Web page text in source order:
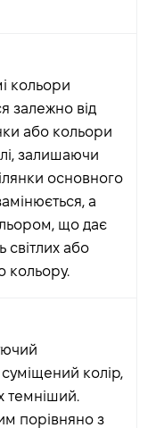
кольори
залежно від
або кольори
залишаючи
основного
а
що дає
світлих або
кольору.
колір,
темніший.
порівняно з